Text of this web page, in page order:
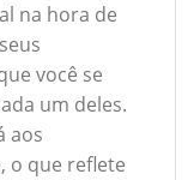
na hora de
você se
um deles.
aos
o que reflete